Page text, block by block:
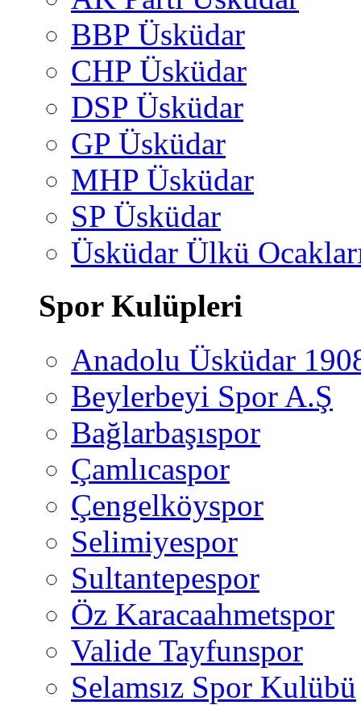
BBP Üsküdar
CHP Üsküdar
DSP Üsküdar
GP Üsküdar
MHP Üsküdar
SP Üsküdar
Üsküdar Ülkü
Spor Kulüpleri
Anadolu Üsküdar
Beylerbeyi Spor A.Ş
Bağlarbaşıspor
Çamlıcaspor
Çengelköyspor
Selimiyespor
Sultantepespor
Öz Karacaahmetspor
Valide Tayfunspor
Selamsız Spor Kulübü